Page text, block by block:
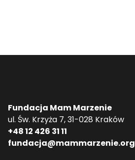
Fundacja Mam Marzenie
ul. Św. Krzyża 7, 31-028 Kraków
+48 12 426 31 11
fundacja@mammarzenie.org